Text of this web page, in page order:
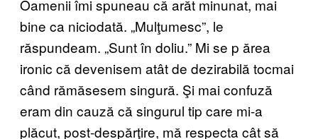
Oamenii îmi spuneau că arăt minunat, mai
bine ca niciodată. „Mulţumesc”, le
răspundeam. „Sunt în doliu.” Mi se p ărea
ironic că devenisem atât de dezirabilă tocmai
când rămăsesem singură. Şi mai confuză
eram din cauză că singurul tip care mi-a
plăcut, post-despărţire, mă respecta cât să